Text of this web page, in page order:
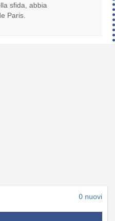
sfida, abbia
Paris.
0 nuovi